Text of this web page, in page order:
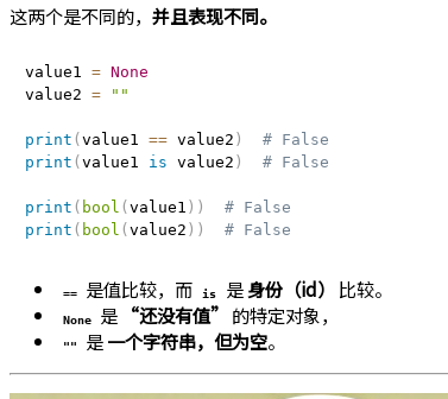
这两个是不同的， 并且表现不同。
value1 = None
value2 = ""
print ( value1 == value2 )
# False
print ( value1 is value2 ) # False
print ( bool ( value1 ) )
# False
print ( bool ( value2 ) ) # False
== 是值比较，而 is 是身份（id） 比较。
None 是 “还没有值” 的特定对象，
"" 是一个字符串，但为空。